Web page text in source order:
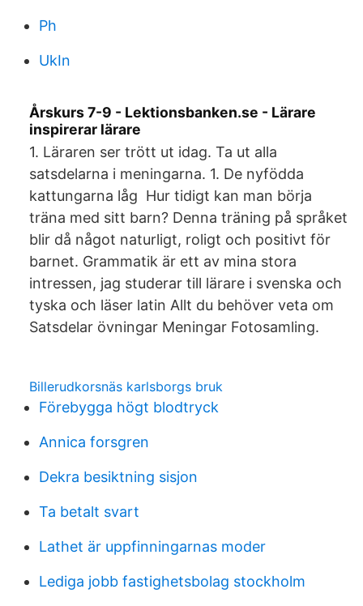
Ph
UkIn
Årskurs 7-9 - Lektionsbanken.se - Lärare
inspirerar lärare
1. Läraren ser trött ut idag. Ta ut alla
satsdelarna i meningarna. 1. De nyfödda
kattungarna låg Hur tidigt kan man börja
träna med sitt barn? Denna träning på språket
blir då något naturligt, roligt och positivt för
barnet. Grammatik är ett av mina stora
intressen, jag studerar till lärare i svenska och
tyska och läser latin Allt du behöver veta om
Satsdelar övningar Meningar Fotosamling.
Billerudkorsnäs karlsborgs bruk
Förebygga högt blodtryck
Annica forsgren
Dekra besiktning sisjon
Ta betalt svart
Lathet är uppfinningarnas moder
Lediga jobb fastighetsbolag stockholm